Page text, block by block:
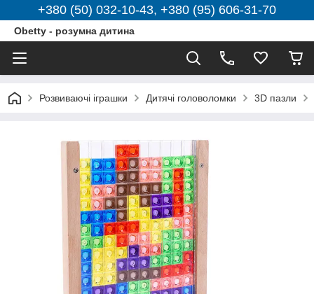
+380 (50) 032-10-43, +380 (95) 606-31-70
Obetty - розумна дитина
Розвиваючі іграшки Дитячі головоломки 3D пазли